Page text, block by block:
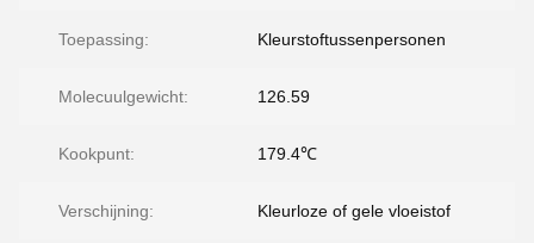
Toepassing: Kleurstoftussenpersonen
Molecuulgewicht: 126.59
Kookpunt: 179.4℃
Verschijning: Kleurloze of gele vloeistof